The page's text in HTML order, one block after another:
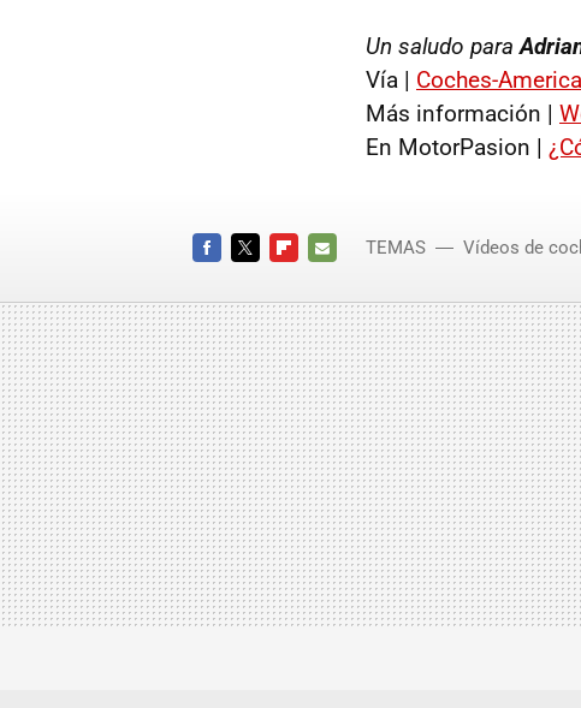
Un saludo para
Vía | Coches-
Más información |
En MotorPasion |
MAIL
TEMAS Vídeos de